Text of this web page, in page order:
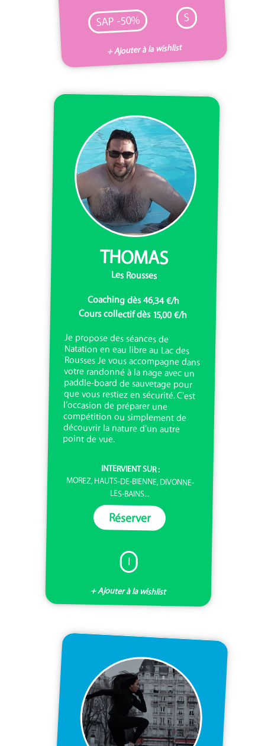
SAP -50% S
+ Ajouter à la wishlist
THOMAS
Les Rousses
Coaching dès 46,34 €/h
Cours collectif dès 15,00 €/h
Je propose des séances de
Natation en eau libre au Lac des
Rousses Je vous accompagne dans
votre randonné à la nage avec un
paddle-board de sauvetage pour
que vous restiez en sécurité. C'est
l’occasion de préparer une
compétition ou simplement de
découvrir la nature d'un autre
point de vue.
INTERVIENT SUR :
MOREZ, HAUTS-DE-BIENNE, DIVONNE-
LES-BAINS...
Réserver
I
+ Ajouter à la wishlist